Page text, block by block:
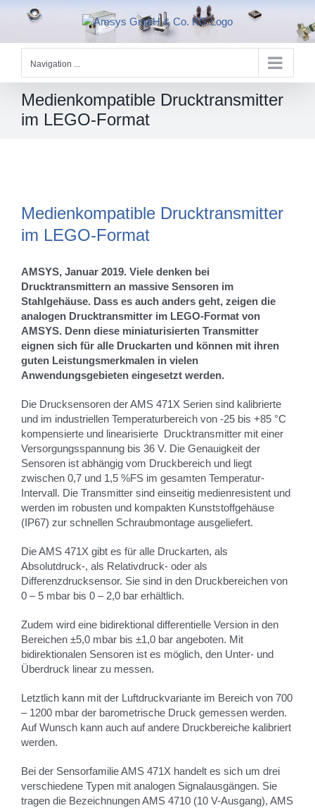
Navigation ...
Medienkompatible Drucktransmitter
im LEGO-Format
Bild
Medienkompatible Drucktransmitter
im LEGO-Format
AMSYS, Januar 2019. Viele denken bei
Drucktransmittern an massive Sensoren im
Stahlgehäuse. Dass es auch anders geht, zeigen die
analogen Drucktransmitter im LEGO-Format von
AMSYS. Denn diese miniaturisierten Transmitter
eignen sich für alle Druckarten und können mit ihren
guten Leistungsmerkmalen in vielen
Anwendungsgebieten eingesetzt werden.
Die Drucksensoren der AMS 471X Serien sind kalibrierte
und im industriellen Temperaturbereich von -25 bis +85 °C
kompensierte und linearisierte Drucktransmitter mit einer
Versorgungsspannung bis 36 V. Die Genauigkeit der
Sensoren ist abhängig vom Druckbereich und liegt
zwischen 0,7 und 1,5 %FS im gesamten Temperatur-
Intervall. Die Transmitter sind einseitig medienresistent und
werden im robusten und kompakten Kunststoffgehäuse
(IP67) zur schnellen Schraubmontage ausgeliefert.
Die AMS 471X gibt es für alle Druckarten, als
Absolutdruck-, als Relativdruck- oder als
Differenzdrucksensor. Sie sind in den Druckbereichen von
0 – 5 mbar bis 0 – 2,0 bar erhältlich.
Zudem wird eine bidirektional differentielle Version in den
Bereichen ±5,0 mbar bis ±1,0 bar angeboten. Mit
bidirektionalen Sensoren ist es möglich, den Unter- und
Überdruck linear zu messen.
Letztlich kann mit der Luftdruckvariante im Bereich von 700
– 1200 mbar der barometrische Druck gemessen werden.
Auf Wunsch kann auch auf andere Druckbereiche kalibriert
werden.
Bei der Sensorfamilie AMS 471X handelt es sich um drei
verschiedene Typen mit analogen Signalausgängen. Sie
tragen die Bezeichnungen AMS 4710 (10 V-Ausgang), AMS